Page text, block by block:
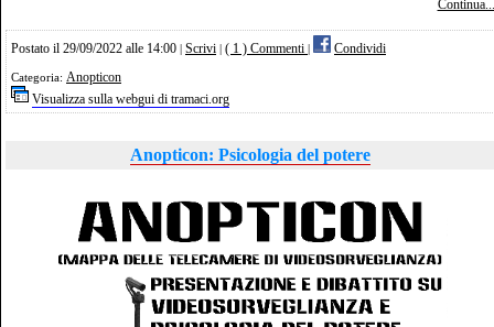
Continua...
Postato il 29/09/2022 alle 14:00 Scrivi ( 1 ) Commenti Condividi
Categoria: Anopticon
Visualizza sulla webgui di tramaci.org
Anopticon: Psicologia del potere